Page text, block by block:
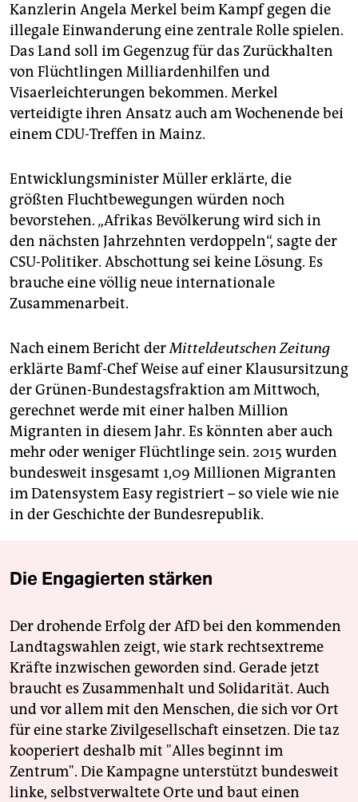
Kanzlerin Angela Merkel beim Kampf gegen die
illegale Einwanderung eine zentrale Rolle spielen.
Das Land soll im Gegenzug für das Zurückhalten
von Flüchtlingen Milliardenhilfen und
Visaerleichterungen bekommen. Merkel
verteidigte ihren Ansatz auch am Wochenende bei
einem CDU-Treffen in Mainz.
Entwicklungsminister Müller erklärte, die
größten Fluchtbewegungen würden noch
bevorstehen. „Afrikas Bevölkerung wird sich in
den nächsten Jahrzehnten verdoppeln“, sagte der
CSU-Politiker. Abschottung sei keine Lösung. Es
brauche eine völlig neue internationale
Zusammenarbeit.
Nach einem Bericht derMitteldeutschen Zeitung
erklärte Bamf-Chef Weise auf einer Klausursitzung
der Grünen-Bundestagsfraktion am Mittwoch,
gerechnet werde mit einer halben Million
Migranten in diesem Jahr. Es könnten aber auch
mehr oder weniger Flüchtlinge sein. 2015 wurden
bundesweit insgesamt 1,09 Millionen Migranten
im Datensystem Easy registriert – so viele wie nie
in der Geschichte der Bundesrepublik.
Die Engagierten stärken
Der drohende Erfolg der AfD bei den kommenden
Landtagswahlen zeigt, wie stark rechtsextreme
Kräfte inzwischen geworden sind. Gerade jetzt
braucht es Zusammenhalt und Solidarität. Auch
und vor allem mit den Menschen, die sich vor Ort
für eine starke Zivilgesellschaft einsetzen. Die taz
kooperiert deshalb mit "Alles beginnt im
Zentrum". Die Kampagne unterstützt bundesweit
linke, selbstverwaltete Orte und baut einen